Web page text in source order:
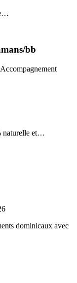
bb
naturelle et…
dominicaux avec